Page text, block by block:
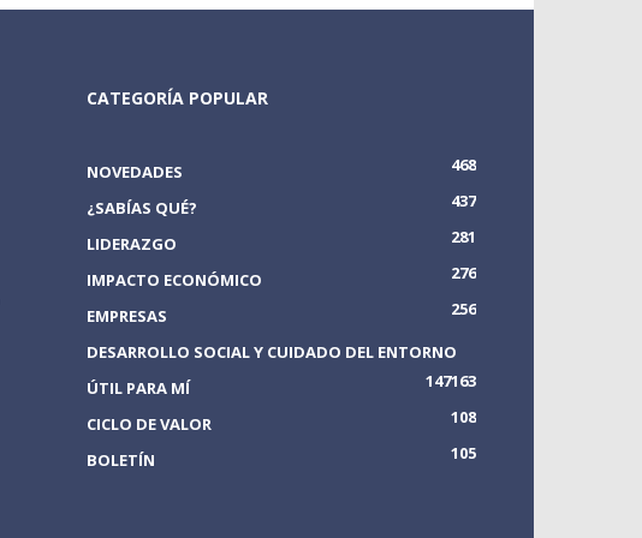
CATEGORÍA POPULAR
NOVEDADES
468
¿SABÍAS QUÉ?
437
LIDERAZGO
281
IMPACTO ECONÓMICO
276
EMPRESAS
256
DESARROLLO SOCIAL Y CUIDADO DEL ENTORNO
163
ÚTIL PARA MÍ
147
CICLO DE VALOR
108
BOLETÍN
105